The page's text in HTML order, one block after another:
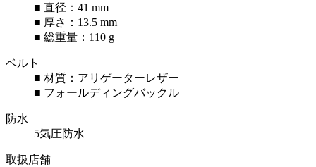
■ 直径：41 mm
■ 厚さ：13.5 mm
■ 総重量：110 g
ベルト
■ 材質：アリゲーターレザー
■ フォールディングバックル
防水
5気圧防水
取扱店舗